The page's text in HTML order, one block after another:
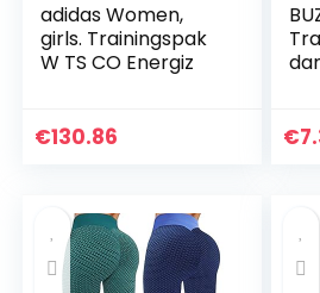
adidas Women,
girls. Trainingspak
W TS CO Energiz
€130.86 €